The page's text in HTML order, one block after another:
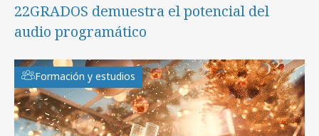
22GRADOS demuestra el potencial del
audio programático
Formación y estudios